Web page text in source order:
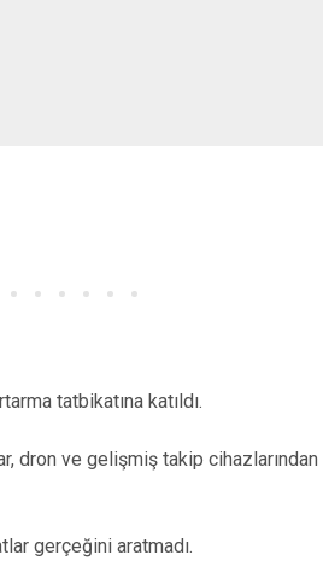
tatbikatına katıldı.
dron ve gelişmiş takip
gerçeğini aratmadı.